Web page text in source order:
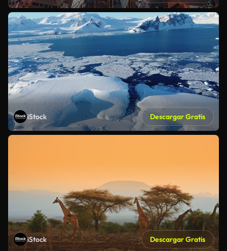
iStock Descargar Gratis
iStock Descargar Gratis